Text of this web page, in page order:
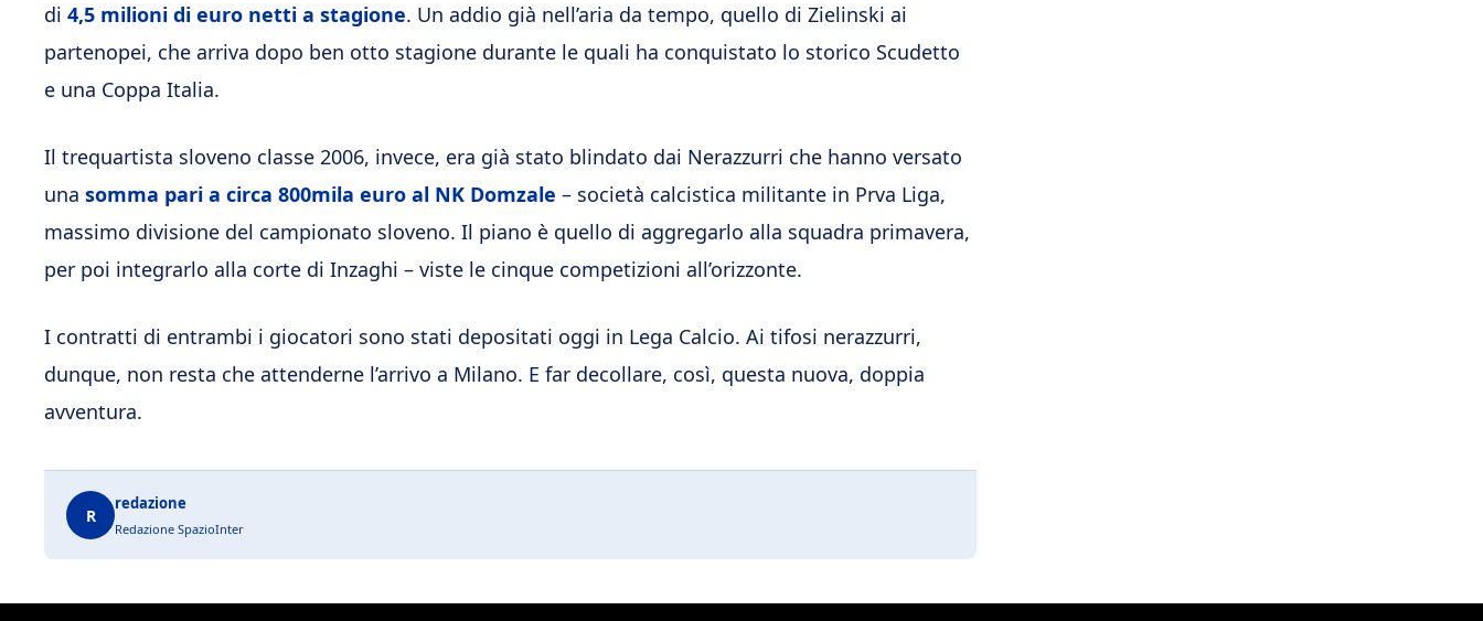
di 4,5 milioni di euro netti a stagione. Un addio già nell’aria da tempo, quello di Zielinski ai
partenopei, che arriva dopo ben otto stagione durante le quali ha conquistato lo storico Scudetto
e una Coppa Italia.
Il trequartista sloveno classe 2006, invece, era già stato blindato dai Nerazzurri che hanno versato
una somma pari a circa 800mila euro al NK Domzale – società calcistica militante in Prva Liga,
massimo divisione del campionato sloveno. Il piano è quello di aggregarlo alla squadra primavera,
per poi integrarlo alla corte di Inzaghi – viste le cinque competizioni all’orizzonte.
I contratti di entrambi i giocatori sono stati depositati oggi in Lega Calcio. Ai tifosi nerazzurri,
dunque, non resta che attenderne l’arrivo a Milano. E far decollare, così, questa nuova, doppia
avventura.
R
redazione
Redazione SpazioInter